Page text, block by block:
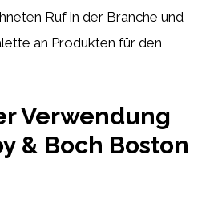
Ruf in der Branche und
an Produkten für den
Verwendung
& Boch Boston